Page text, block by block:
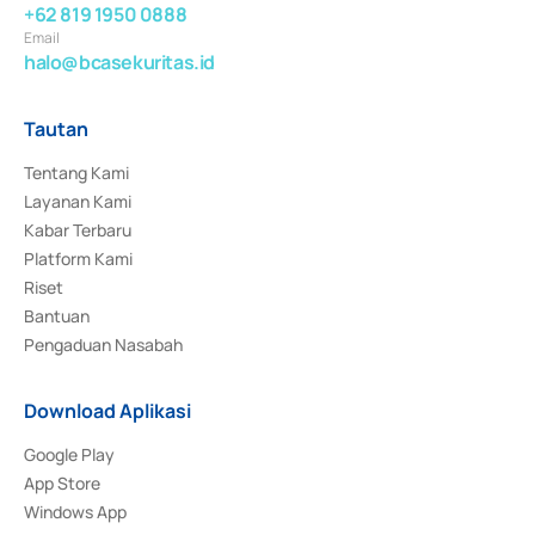
+62 819 1950 0888
Email
halo@bcasekuritas.id
Tautan
Tentang Kami
Layanan Kami
Kabar Terbaru
Platform Kami
Riset
Bantuan
Pengaduan Nasabah
Download Aplikasi
Google Play
App Store
Windows App